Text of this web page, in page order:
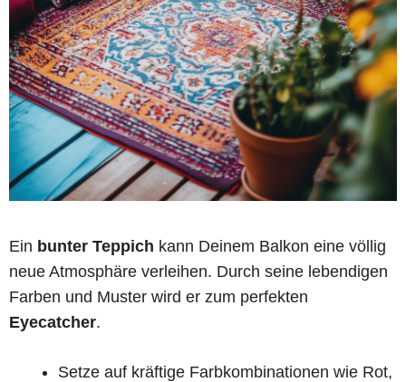
Ein bunter Teppich kann Deinem Balkon eine völlig
neue Atmosphäre verleihen. Durch seine lebendigen
Farben und Muster wird er zum perfekten
Eyecatcher.
Setze auf kräftige Farbkombinationen wie Rot,